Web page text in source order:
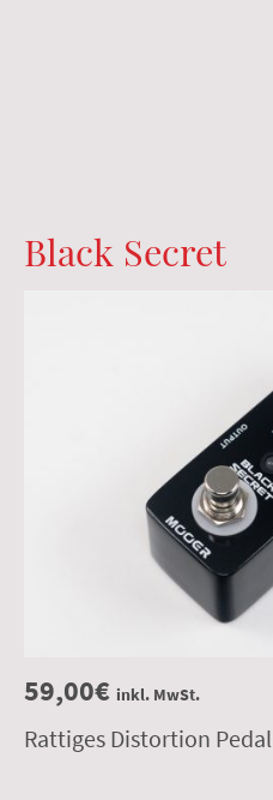
Black Secret
59,00€ inkl. MwSt.
Rattiges Distortion Pedal